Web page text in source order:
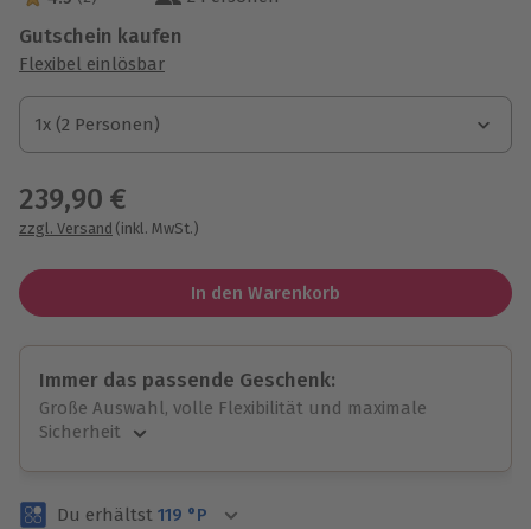
4.5 Sterne von 5 aus 2 Bewertungen
Gutschein kaufen
Flexibel einlösbar
1x (2 Personen)
1x (2 Personen)
1x (2 Personen)
239,90 €
zzgl. Versand (inkl. MwSt.)
In den Warenkorb
Immer das passende Geschenk:
Große Auswahl, volle Flexibilität und maximale
Sicherheit
Volle Flexibilität
Du erhältst 119 °P